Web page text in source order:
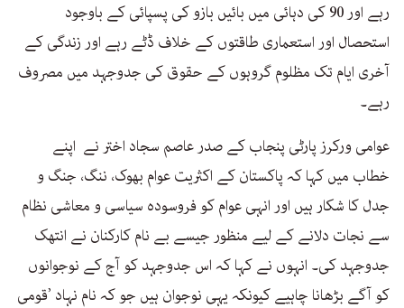
رہے اور 90 کی دہائی میں بائیں بازو کی پسپائی کے باوجود
استحصال اور استعماری طاقتوں کے خلاف ڈٹے رہے اور زندگی کے
آخری ایام تک مظلوم گروہوں کے حقوق کی جدوجہد میں مصروف
رہے۔
عوامی ورکرز پارٹی پنجاب کے صدر عاصم سجاد اختر نے اپنے
خطاب میں کہا کہ پاکستان کے اکثریت عوام بھوک، ننگ، جنگ و
جدل کا شکار ہیں اور انہی عوام کو فروسودہ سیاسی و معاشی نظام
سے نجات دلانے کے لیے منظور جیسے بے نام کارکنان نے انتھک
جدوجہد کی۔ انہوں نے کہا کہ اس جدوجہد کو آج کے نوجوانوں
کو آگے بڑھانا چاہیے کیونکہ یہی نوجوان ہیں جو کہ نام نہاد ’قومی